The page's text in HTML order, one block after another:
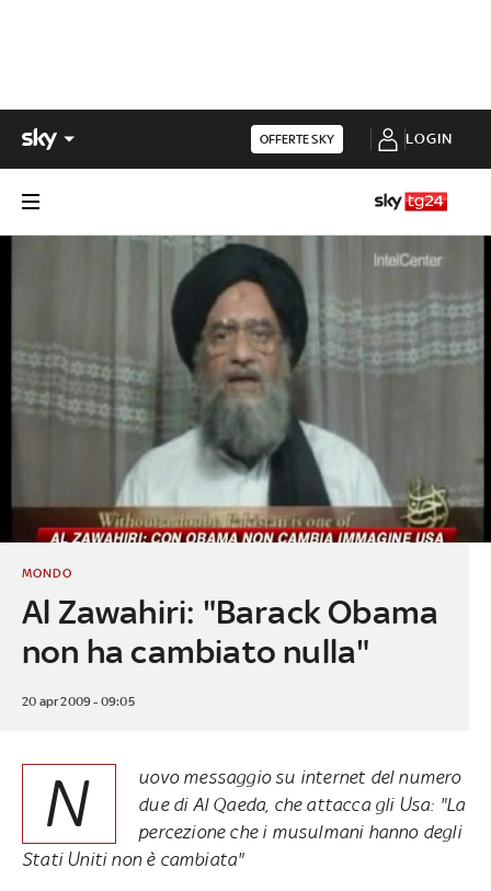
OFFERTE SKY LOGIN
Al Zawahiri: "Barack Obama
non ha cambiato nulla"
MONDO
20 apr 2009 - 09:05
N
uovo messaggio su internet del numero
due di Al Qaeda, che attacca gli Usa: "La
percezione che i musulmani hanno degli
Stati Uniti non è cambiata"